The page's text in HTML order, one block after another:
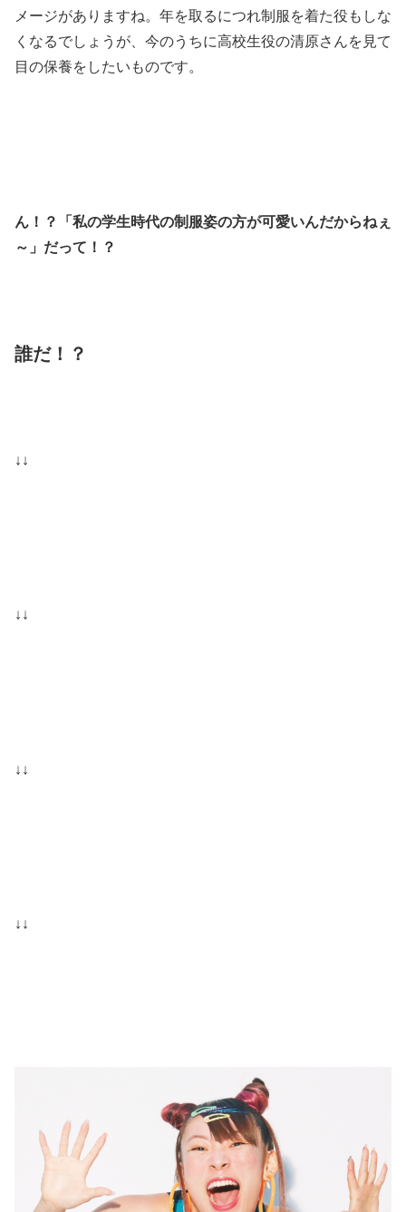
メージがありますね。年を取るにつれ制服を着た役もしな
くなるでしょうが、今のうちに高校生役の清原さんを見て
目の保養をしたいものです。
ん！？「私の学生時代の制服姿の方が可愛いんだからねぇ
～」だって！？
誰だ！？
↓↓
↓↓
↓↓
↓↓